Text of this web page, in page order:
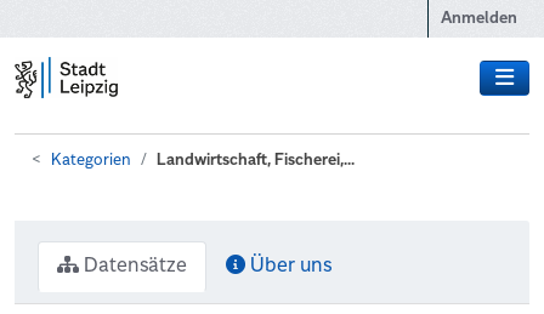
Anmelden
Kategorien Landwirtschaft, Fischerei,...
Datensätze Über uns